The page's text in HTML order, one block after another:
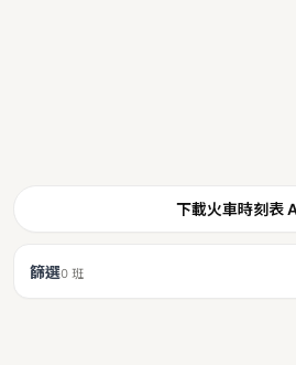
下載火車時刻表
篩選0 班